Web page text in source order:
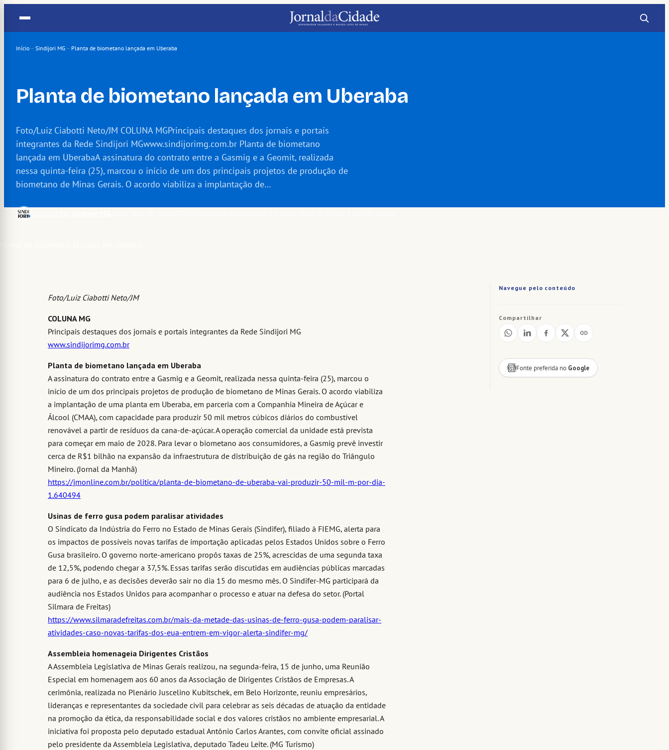
conteúdo
Início – Sindijori MG – Planta de biometano lançada em Uberaba
Planta de biometano lançada em Uberaba
Foto/Luiz Ciabotti Neto/JM COLUNA MGPrincipais destaques dos jornais e portais
integrantes da Rede Sindijori MGwww.sindijorimg.com.br Planta de biometano
lançada em UberabaA assinatura do contrato entre a Gasmig e a Geomit, realizada
nessa quinta-feira (25), marcou o início de um dos principais projetos de produção de
biometano de Minas Gerais. O acordo viabiliza a implantação de…
Navegue pelo conteúdo
Compartilhar
Fonte preferida no Google
Foto/Luiz Ciabotti Neto/JM
COLUNA MG
Principais destaques dos jornais e portais integrantes da Rede Sindijori MG
www.sindijorimg.com.br
Planta de biometano lançada em Uberaba
A assinatura do contrato entre a Gasmig e a Geomit, realizada nessa quinta-feira (25), marcou o
início de um dos principais projetos de produção de biometano de Minas Gerais. O acordo viabiliza
a implantação de uma planta em Uberaba, em parceria com a Companhia Mineira de Açúcar e
Álcool (CMAA), com capacidade para produzir 50 mil metros cúbicos diários do combustível
renovável a partir de resíduos da cana-de-açúcar. A operação comercial da unidade está prevista
para começar em maio de 2028. Para levar o biometano aos consumidores, a Gasmig prevê investir
cerca de R$1 bilhão na expansão da infraestrutura de distribuição de gás na região do Triângulo
Mineiro. (Jornal da Manhã)
https://jmonline.com.br/politica/planta-de-biometano-de-uberaba-vai-produzir-50-mil-m-por-dia-
1.640494
Usinas de ferro gusa podem paralisar atividades
O Sindicato da Indústria do Ferro no Estado de Minas Gerais (Sindifer), filiado à FIEMG, alerta para
os impactos de possíveis novas tarifas de importação aplicadas pelos Estados Unidos sobre o Ferro
Gusa brasileiro. O governo norte-americano propôs taxas de 25%, acrescidas de uma segunda taxa
de 12,5%, podendo chegar a 37,5%. Essas tarifas serão discutidas em audiências públicas marcadas
para 6 de julho, e as decisões deverão sair no dia 15 do mesmo mês. O Sindifer-MG participará da
audiência nos Estados Unidos para acompanhar o processo e atuar na defesa do setor. (Portal
Silmara de Freitas)
https://www.silmaradefreitas.com.br/mais-da-metade-das-usinas-de-ferro-gusa-podem-paralisar-
atividades-caso-novas-tarifas-dos-eua-entrem-em-vigor-alerta-sindifer-mg/
Assembleia homenageia Dirigentes Cristãos
A Assembleia Legislativa de Minas Gerais realizou, na segunda-feira, 15 de junho, uma Reunião
Especial em homenagem aos 60 anos da Associação de Dirigentes Cristãos de Empresas. A
cerimônia, realizada no Plenário Juscelino Kubitschek, em Belo Horizonte, reuniu empresários,
lideranças e representantes da sociedade civil para celebrar as seis décadas de atuação da entidade
na promoção da ética, da responsabilidade social e dos valores cristãos no ambiente empresarial. A
iniciativa foi proposta pelo deputado estadual Antônio Carlos Arantes, com convite oficial assinado
pelo presidente da Assembleia Legislativa, deputado Tadeu Leite. (MG Turismo)